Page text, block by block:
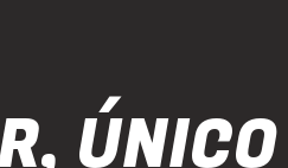
ÚNICO